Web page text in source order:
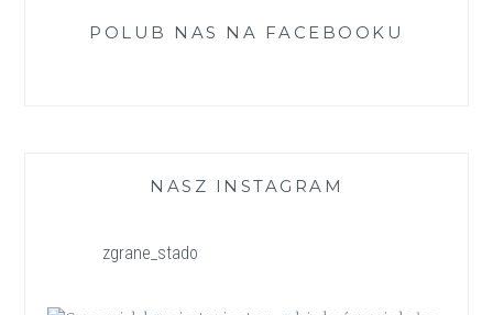
POLUB NAS NA FACEBOOKU
NASZ INSTAGRAM
zgrane_stado